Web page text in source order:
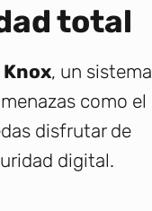
total
, un sistema
como el
disfrutar de
digital.